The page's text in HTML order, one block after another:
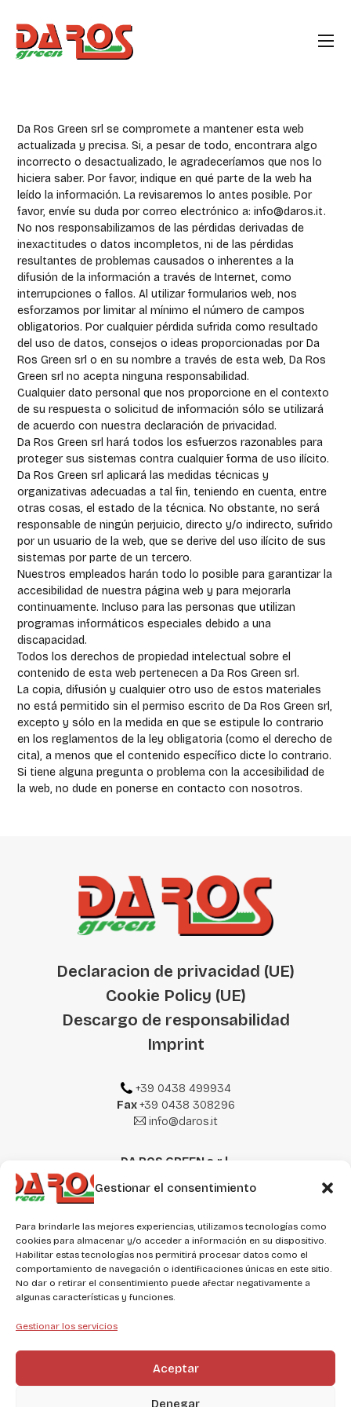
Gestionar el consentimiento
Para brindarle las mejores experiencias, utilizamos tecnologías como
cookies para almacenar y/o acceder a información en su dispositivo.
Habilitar estas tecnologías nos permitirá procesar datos como el
comportamiento de navegación o identificaciones únicas en este sitio.
No dar o retirar el consentimiento puede afectar negativamente a
algunas características y funciones.
Gestionar los servicios
Aceptar
Denegar
Da Ros Green srl se compromete a mantener esta web
actualizada y precisa. Si, a pesar de todo, encontrara algo
incorrecto o desactualizado, le agradeceríamos que nos lo
hiciera saber. Por favor, indique en qué parte de la web ha
leído la información. La revisaremos lo antes posible. Por
favor, envíe su duda por correo electrónico a:info@daros.it.
No nos responsabilizamos de las pérdidas derivadas de
inexactitudes o datos incompletos, ni de las pérdidas
resultantes de problemas causados o inherentes a la
difusión de la información a través de Internet, como
interrupciones o fallos. Al utilizar formularios web, nos
esforzamos por limitar al mínimo el número de campos
obligatorios. Por cualquier pérdida sufrida como resultado
del uso de datos, consejos o ideas proporcionadas por Da
Ros Green srl o en su nombre a través de esta web, Da Ros
Green srl no acepta ninguna responsabilidad.
Cualquier dato personal que nos proporcione en el contexto
de su respuesta o solicitud de información sólo se utilizará
de acuerdo con nuestra declaración de privacidad.
Da Ros Green srl hará todos los esfuerzos razonables para
proteger sus sistemas contra cualquier forma de uso ilícito.
Da Ros Green srl aplicará las medidas técnicas y
organizativas adecuadas a tal fin, teniendo en cuenta, entre
otras cosas, el estado de la técnica. No obstante, no será
responsable de ningún perjuicio, directo y/o indirecto, sufrido
por un usuario de la web, que se derive del uso ilícito de sus
sistemas por parte de un tercero.
Nuestros empleados harán todo lo posible para garantizar la
accesibilidad de nuestra página web y para mejorarla
continuamente. Incluso para las personas que utilizan
programas informáticos especiales debido a una
discapacidad.
Todos los derechos de propiedad intelectual sobre el
contenido de esta web pertenecen a Da Ros Green srl.
La copia, difusión y cualquier otro uso de estos materiales
no está permitido sin el permiso escrito de Da Ros Green srl,
excepto y sólo en la medida en que se estipule lo contrario
en los reglamentos de la ley obligatoria (como el derecho de
cita), a menos que el contenido específico dicte lo contrario.
Si tiene alguna pregunta o problema con la accesibilidad de
la web, no dude en ponerse en contacto con nosotros.
Declaracion de privacidad (UE)
Cookie Policy (UE)
Descargo de responsabilidad
Imprint
+39 0438 499934
Fax+39 0438 308296
info@daros.it
DA ROS GREEN s.r.l.
IT
EN ES DE
Punto vendita
Via Liberazione, 104
+39 0438 400184
negozio@daros.it